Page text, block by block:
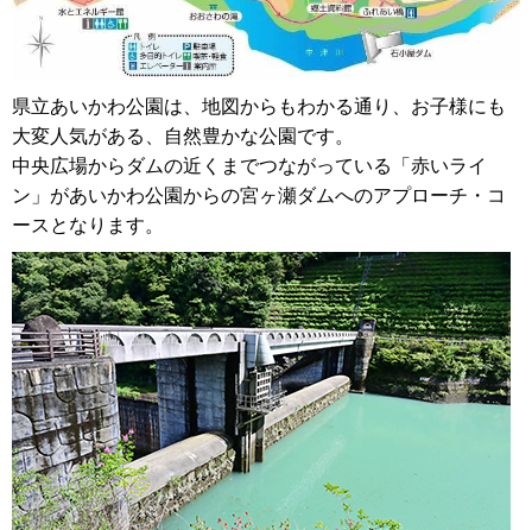
県立あいかわ公園は、地図からもわかる通り、お子様にも
大変人気がある、自然豊かな公園です。
中央広場からダムの近くまでつながっている「赤いライ
ン」があいかわ公園からの宮ヶ瀬ダムへのアプローチ・コ
ースとなります。